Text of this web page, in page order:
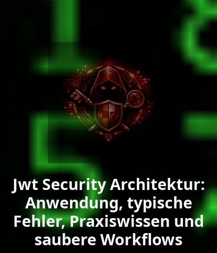
Jwt Security Architektur:
Anwendung, typische
Fehler, Praxiswissen und
saubere Workflows